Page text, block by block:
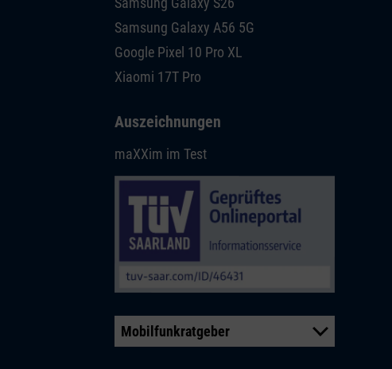
Samsung Galaxy A56 5G
Google Pixel 10 Pro XL
Xiaomi 17T Pro
Auszeichnungen
maXXim im Test
Mobilfunkratgeber